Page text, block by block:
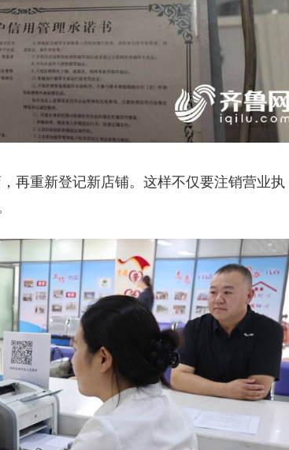
再重新登记新店铺。这样不仅要注销营业执